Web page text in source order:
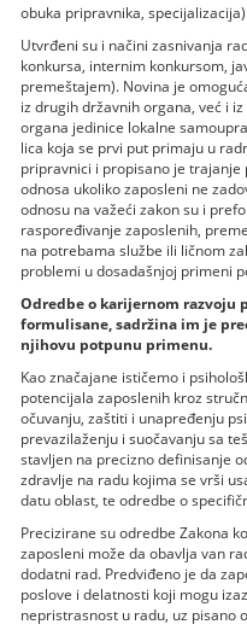
obuka pripravnika,
Utvrđeni su i načini zasnivanja
konkursa, internim konkursom,
premeštajem). Novina je
iz drugih državnih organa, već i
organa jedinice lokalne
lica koja se prvi put primaju u
pripravnici i propisano je
odnosa ukoliko zaposleni ne
odnosu na važeći zakon su i
raspoređivanje zaposlenih,
na potrebama službe ili ličnom
problemi u dosadašnjoj primeni
Odredbe o karijernom razvoju
formulisane, sadržina im je
njihovu potpunu primenu.
Kao značajane ističemo i
potencijala zaposlenih kroz
očuvanju, zaštiti i unapređenju
prevazilaženju i suočavanju sa
stavlјen na precizno definisanje
zdravlјe na radu kojima se vrši
datu oblast, te odredbe o
Precizirane su odredbe Zakona
zaposleni može da obavlјa van
dodatni rad. Predviđeno je da
poslove i delatnosti koji mogu
nepristrasnost u radu, uz pisano